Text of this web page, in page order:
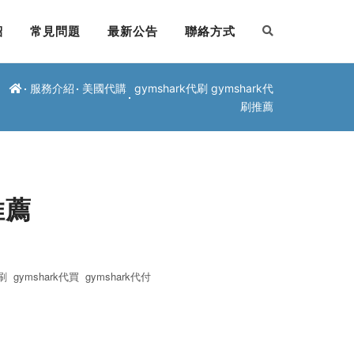
常見問題 最新公告 聯絡方式
服務介紹 美國代購 gymshark代刷 gymshark代
刷推薦
gymshark代買 gymshark代付